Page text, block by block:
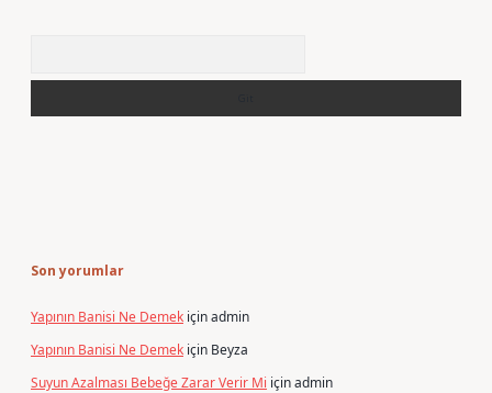
Son yorumlar
Yapının Banisi Ne Demek içinadmin
Yapının Banisi Ne Demek için Beyza
Suyun Azalması Bebeğe Zarar Verir Mi içinadmin